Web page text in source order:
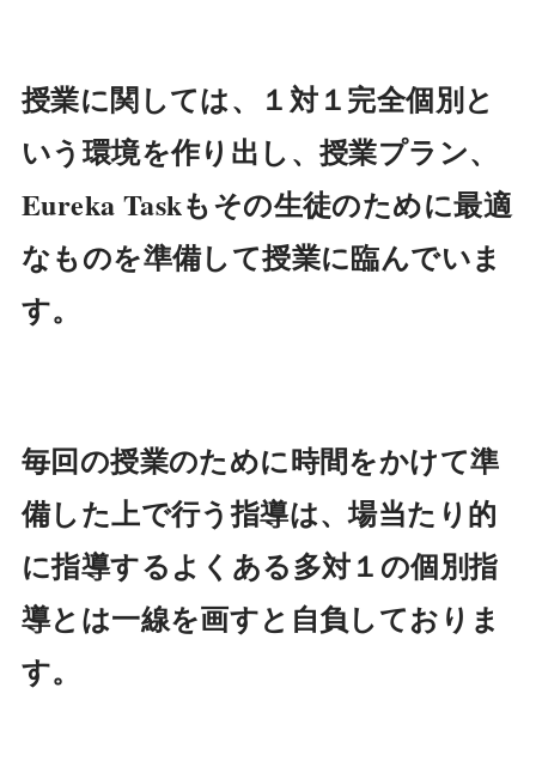
授業に関しては、１対１完全個別と
いう環境を作り出し、授業プラン、
Eureka Taskもその生徒のために最適
なものを準備して授業に臨んでいま
す。
毎回の授業のために時間をかけて準
備した上で行う指導は、場当たり的
に指導するよくある多対１の個別指
導とは一線を画すと自負しておりま
す。